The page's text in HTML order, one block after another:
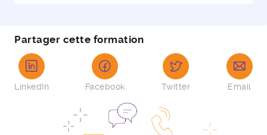
Partager cette formation
LinkedIn Facebook Twitter Email